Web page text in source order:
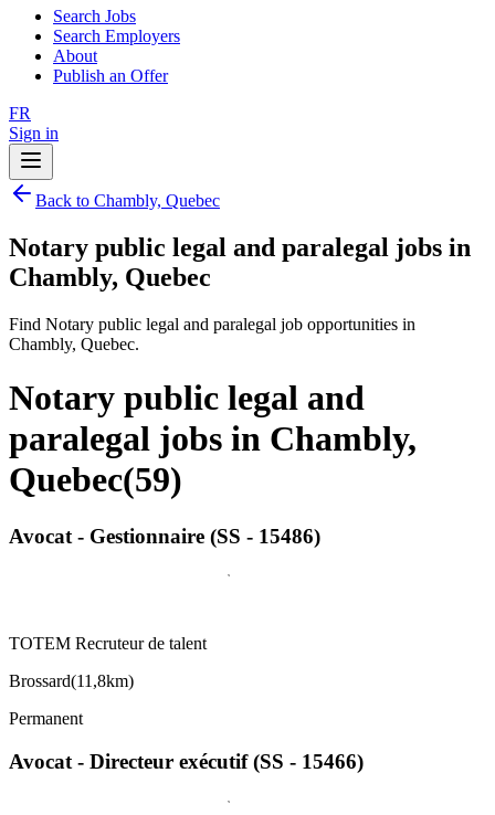
Search Jobs
Search Employers
About
Publish an Offer
FR
Sign in
Back to Chambly, Quebec
Notary public legal and paralegal jobs in
Chambly, Quebec
Find Notary public legal and paralegal job opportunities in
Chambly, Quebec.
Notary public legal and
paralegal jobs in Chambly,
Quebec(59)
Avocat - Gestionnaire (SS - 15486)
TOTEM Recruteur de talent
Brossard(11,8km)
Permanent
Avocat - Directeur exécutif (SS - 15466)